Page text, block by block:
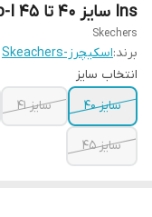
Ins سایز ۴۰ تا ۴۵ Skechers Go Run Elevate 2.0 Slip-I
Skechers
برند:اسکیچرز-Skeachers
انتخاب سایز
سایز ۴۰
سایز ۴۱
سایز ۴۵